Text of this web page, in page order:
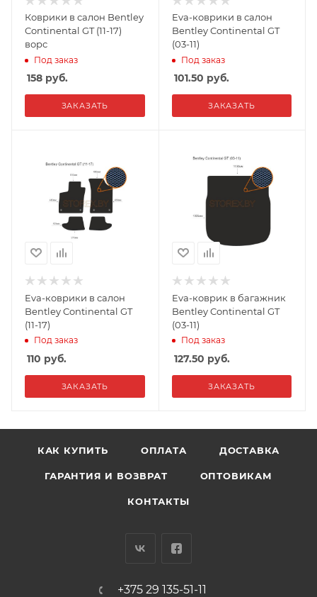
Коврики в салон Bentley
Continental GT (11-17)
ворс
Под заказ
158 руб.
ЗАКАЗАТЬ
Eva-коврики в салон
Bentley Continental GT
(03-11)
Под заказ
101.50 руб.
ЗАКАЗАТЬ
Eva-коврики в салон
Bentley Continental GT
(11-17)
Под заказ
110 руб.
ЗАКАЗАТЬ
Eva-коврик в багажник
Bentley Continental GT
(03-11)
Под заказ
127.50 руб.
ЗАКАЗАТЬ
КАК КУПИТЬ ОПЛАТА ДОСТАВКА
ГАРАНТИЯ И ВОЗВРАТ ОПТОВИКАМ
КОНТАКТЫ
+375 29 135-51-11